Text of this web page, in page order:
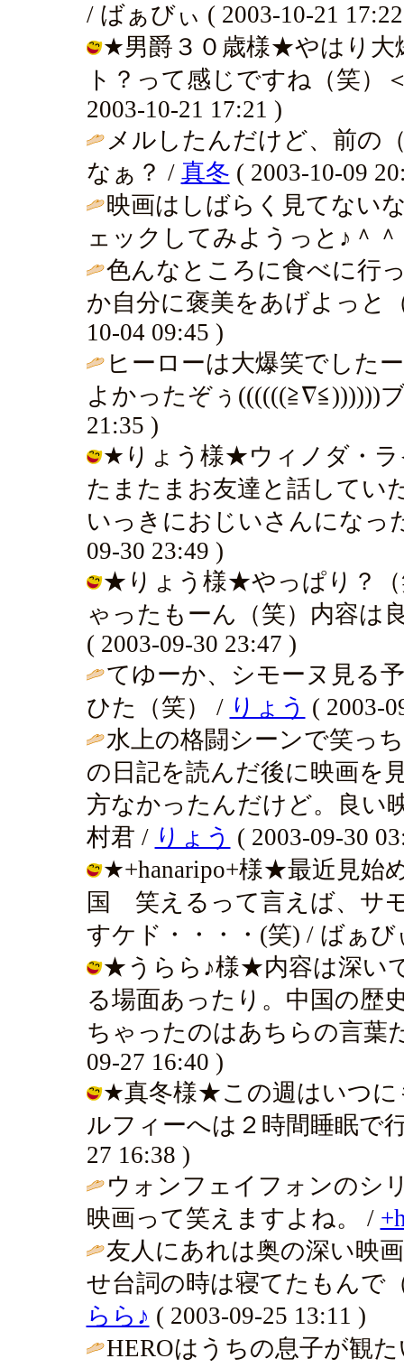
/ ばぁびぃ ( 2003-10-21
★男爵３０歳様★やはり大
ト？って感じですね（笑）
2003-10-21 17:21 )
メルしたんだけど、前の
なぁ？ / 真冬 ( 2003-10-09
映画はしばらく見てな
ェックしてみようっと♪＾
色んなところに食べに行
か自分に褒美をあげよっと
10-04 09:45 )
ヒーローは大爆笑でした
よかったぞぅ((((((≧∇≦))))))
21:35 )
★りょう様★ウィノダ・ラ
たまたまお友達と話してい
いっきにおじいさんになっ
09-30 23:49 )
★りょう様★やっぱり？（
ゃったもーん（笑）内容は
( 2003-09-30 23:47 )
てゆーか、シモーヌ見る
ひた（笑） / りょう ( 2003-
水上の格闘シーンで笑っ
の日記を読んだ後に映画を
方なかったんだけど。良い
村君 / りょう ( 2003-09-30
★+hanaripo+様★最近見始
国 笑えるって言えば、サ
すケド・・・・(笑) / ばぁび
★うらら♪様★内容は深い
る場面あったり。中国の歴
ちゃったのはあちらの言葉
09-27 16:40 )
★真冬様★この週はいつに
ルフィーへは２時間睡眠で
27 16:38 )
ウォンフェイフォンのシ
映画って笑えますよね。 /
友人にあれは奥の深い映
せ台詞の時は寝てたもんで
らら♪ ( 2003-09-25 13:11 )
HEROはうちの息子が観